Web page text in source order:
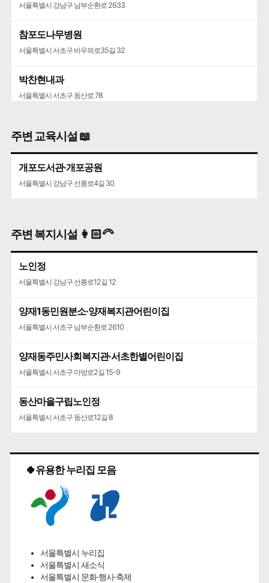
서울특별시 강남구 남부순환로 2633
참포도나무병원
서울특별시 서초구 바우뫼로35길 32
박찬현내과
서울특별시 서초구 동산로 78
주변 교육시설 📖
개포도서관·개포공원
서울특별시 강남구 선릉로4길 30
주변 복지시설 👩🏻‍🦳
노인정
서울특별시 강남구 선릉로12길 12
양재1동민원분소·양재복지관어린이집
서울특별시 서초구 남부순환로 2610
양재동주민사회복지관·서초한별어린이집
서울특별시 서초구 마방로2길 15-9
동산마을구립노인정
서울특별시 서초구 동산로12길 8
🍀유용한 누리집 모음
서울특별시 누리집
서울특별시 새소식
서울특별시 문화·행사·축제